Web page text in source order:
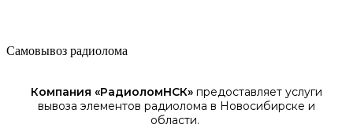
Самовывоз радиолома
Компания «РадиоломНСК» предоставляет услуги
вывоза элементов радиолома в Новосибирске и
области.